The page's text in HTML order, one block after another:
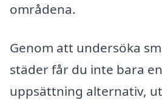
områdena.
Genom att undersöka
städer får du inte bara
uppsättning alternativ,